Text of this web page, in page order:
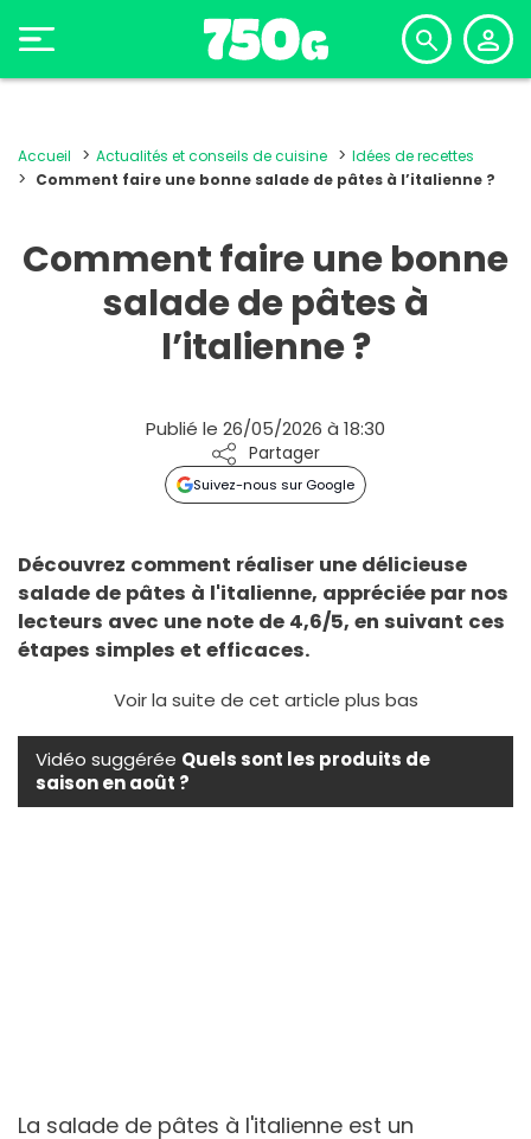
Accueil Actualités et conseils de cuisine
Idées de recettes
Comment faire une bonne salade de pâtes à l’italienne ?
Comment faire une bonne
salade de pâtes à
l’italienne ?
Publié le 26/05/2026 à 18:30
Partager
Suivez-nous sur Google
Découvrez comment réaliser une délicieuse
salade de pâtes à l'italienne, appréciée par nos
lecteurs avec une note de 4,6/5, en suivant ces
étapes simples et efficaces.
Voir la suite de cet article plus bas
Vidéo suggérée Quels sont les produits de
saison en août ?
La salade de pâtes à l'italienne est un